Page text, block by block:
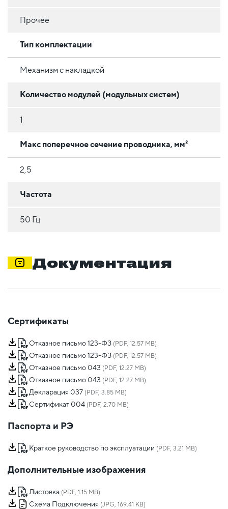
Прочее
Тип комплектации
Механизм с накладкой
Количество модулей (модульных систем)
1
Макс поперечное сечение проводника, мм²
2,5
Частота
50 Гц
Документация
Сертификаты
Отказное письмо 123-ФЗ (PDF, 12.57 MB)
Отказное письмо 123-ФЗ (PDF, 12.57 MB)
Отказное письмо 043 (PDF, 12.27 MB)
Отказное письмо 043 (PDF, 12.27 MB)
Декларация 037 (PDF, 3.85 MB)
Сертификат 004 (PDF, 2.70 MB)
Паспорта и РЭ
Краткое руководство по эксплуатации (PDF, 3.21 MB)
Дополнительные изображения
Листовка (PDF, 1.15 MB)
Схема Подключения (JPG, 169.41 KB)